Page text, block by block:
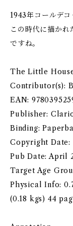
1943年コールデコ
この時代に描か
ですね。
The Little
Contributor(s):
EAN:
Publisher:
Binding:
Copyright Date:
Pub Date: April
Target Age
Physical Info:
(0.18 kgs) 44